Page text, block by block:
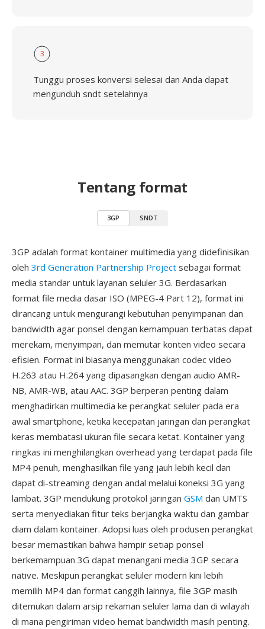
3
Tunggu proses konversi selesai dan Anda dapat
mengunduh sndt setelahnya
Tentang format
3GP SNDT
3GP adalah format kontainer multimedia yang didefinisikan
oleh 3rd Generation Partnership Project sebagai format
media standar untuk layanan seluler 3G. Berdasarkan
format file media dasar ISO (MPEG-4 Part 12), format ini
dirancang untuk mengurangi kebutuhan penyimpanan dan
bandwidth agar ponsel dengan kemampuan terbatas dapat
merekam, menyimpan, dan memutar konten video secara
efisien. Format ini biasanya menggunakan codec video
H.263 atau H.264 yang dipasangkan dengan audio AMR-
NB, AMR-WB, atau AAC. 3GP berperan penting dalam
menghadirkan multimedia ke perangkat seluler pada era
awal smartphone, ketika kecepatan jaringan dan perangkat
keras membatasi ukuran file secara ketat. Kontainer yang
ringkas ini menghilangkan overhead yang terdapat pada file
MP4 penuh, menghasilkan file yang jauh lebih kecil dan
dapat di-streaming dengan andal melalui koneksi 3G yang
lambat. 3GP mendukung protokol jaringan GSM dan UMTS
serta menyediakan fitur teks berjangka waktu dan gambar
diam dalam kontainer. Adopsi luas oleh produsen perangkat
besar memastikan bahwa hampir setiap ponsel
berkemampuan 3G dapat menangani media 3GP secara
native. Meskipun perangkat seluler modern kini lebih
memilih MP4 dan format canggih lainnya, file 3GP masih
ditemukan dalam arsip rekaman seluler lama dan di wilayah
di mana pengiriman video hemat bandwidth masih penting.